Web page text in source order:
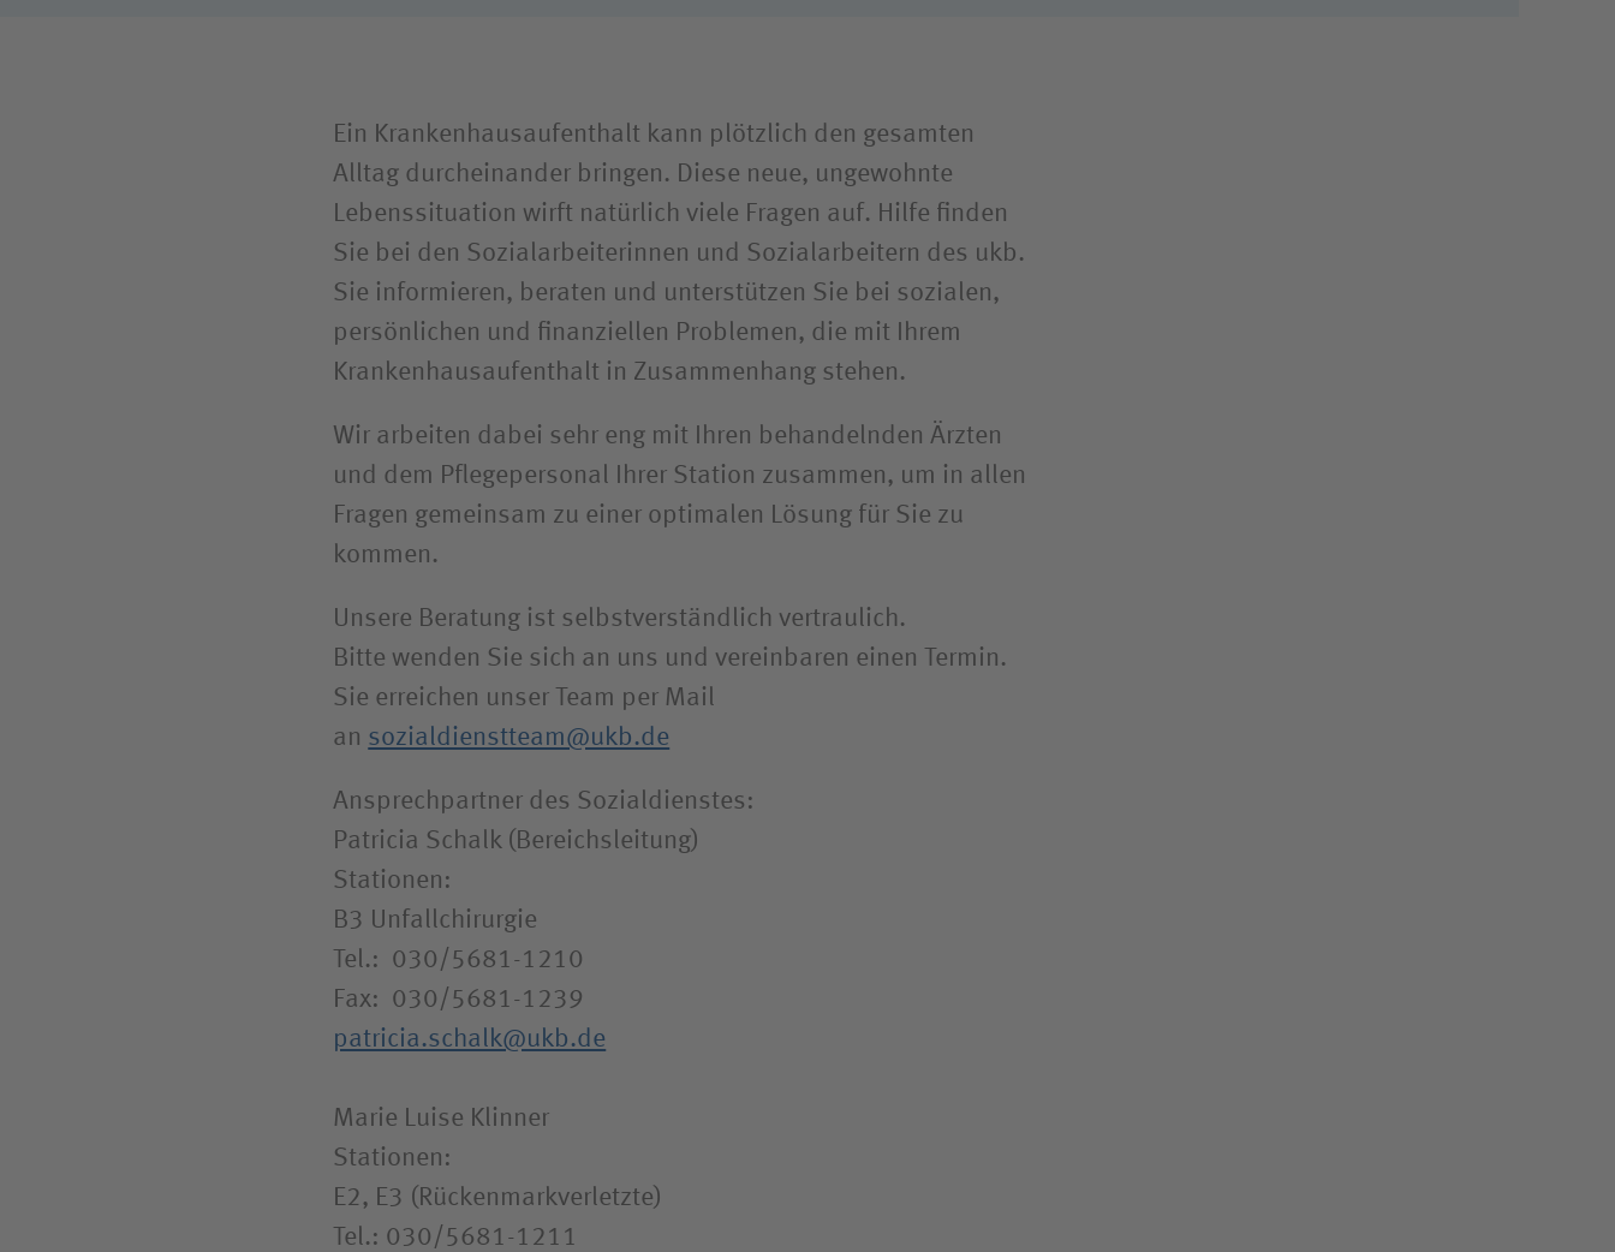
Ein Krankenhausaufenthalt kann plötzlich den gesamten
Alltag durcheinander bringen. Diese neue, ungewohnte
Lebenssituation wirft natürlich viele Fragen auf. Hilfe finden
Sie bei den Sozialarbeiterinnen und Sozialarbeitern des ukb.
Sie informieren, beraten und unterstützen Sie bei sozialen,
persönlichen und finanziellen Problemen, die mit Ihrem
Krankenhausaufenthalt in Zusammenhang stehen.
Wir arbeiten dabei sehr eng mit Ihren behandelnden Ärzten
und dem Pflegepersonal Ihrer Station zusammen, um in allen
Fragen gemeinsam zu einer optimalen Lösung für Sie zu
kommen.
Unsere Beratung ist selbstverständlich vertraulich.
Bitte wenden Sie sich an uns und vereinbaren einen Termin.
Sie erreichen unser Team per Mail
an sozialdienstteam@ukb.de
Ansprechpartner des Sozialdienstes:
Patricia Schalk (Bereichsleitung)
Stationen:
B3 Unfallchirurgie
Tel.: 030/5681-1210
Fax: 030/5681-1239
patricia.schalk@ukb.de
​​​​​​​Marie Luise Klinner
Stationen:
E2, E3 (Rückenmarkverletzte)
Tel.: 030/5681-1211